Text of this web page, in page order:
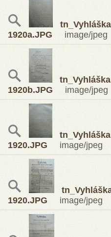
1920a.JPG image/jpeg
1920b.JPG image/
1920.JPG image/jpeg
1920.JPG image/jpeg